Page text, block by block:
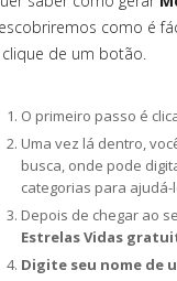
como é
de um botão.
O primeiro passo é
Uma vez lá dentro,
busca, onde pode
categorias para
Depois de chegar ao
Estrelas Vidas
Digite seu nome de